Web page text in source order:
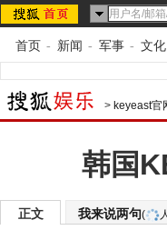
首页 - 新闻 - 军事 - 文化
> keyeast官
韩国
正文 我来说两句(